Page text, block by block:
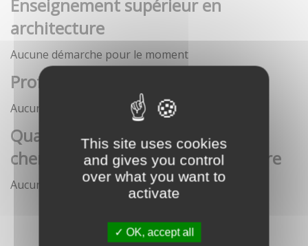
This site uses cookies
and gives you control
over what you want to
activate
OK, accept all
Enseignement supérieur en
architecture
Aucune démarche pour le moment
Profession architecte
Aucune démarche pour le moment
Qualification des enseignants-
chercheurs en écoles d'architecture
Aucune démarche pour le moment